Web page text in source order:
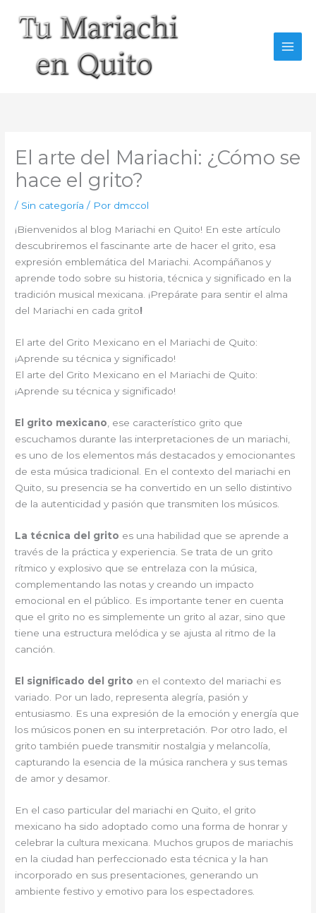
contenido
El arte del Mariachi: ¿Cómo se
hace el grito?
/ Sin categoría / Por dmccol
¡Bienvenidos al blog Mariachi en Quito! En este artículo
descubriremos el fascinante arte de hacer el grito, esa
expresión emblemática del Mariachi. Acompáñanos y
aprende todo sobre su historia, técnica y significado en la
tradición musical mexicana. ¡Prepárate para sentir el alma
del Mariachi en cada grito!
El arte del Grito Mexicano en el Mariachi de Quito:
¡Aprende su técnica y significado!
El arte del Grito Mexicano en el Mariachi de Quito:
¡Aprende su técnica y significado!
El grito mexicano , ese característico grito que
escuchamos durante las interpretaciones de un mariachi,
es uno de los elementos más destacados y emocionantes
de esta música tradicional. En el contexto del mariachi en
Quito, su presencia se ha convertido en un sello distintivo
de la autenticidad y pasión que transmiten los músicos.
La técnica del grito es una habilidad que se aprende a
través de la práctica y experiencia. Se trata de un grito
rítmico y explosivo que se entrelaza con la música,
complementando las notas y creando un impacto
emocional en el público. Es importante tener en cuenta
que el grito no es simplemente un grito al azar, sino que
tiene una estructura melódica y se ajusta al ritmo de la
canción.
El significado del grito en el contexto del mariachi es
variado. Por un lado, representa alegría, pasión y
entusiasmo. Es una expresión de la emoción y energía que
los músicos ponen en su interpretación. Por otro lado, el
grito también puede transmitir nostalgia y melancolía,
capturando la esencia de la música ranchera y sus temas
de amor y desamor.
En el caso particular del mariachi en Quito, el grito
mexicano ha sido adoptado como una forma de honrar y
celebrar la cultura mexicana. Muchos grupos de mariachis
en la ciudad han perfeccionado esta técnica y la han
incorporado en sus presentaciones, generando un
ambiente festivo y emotivo para los espectadores.